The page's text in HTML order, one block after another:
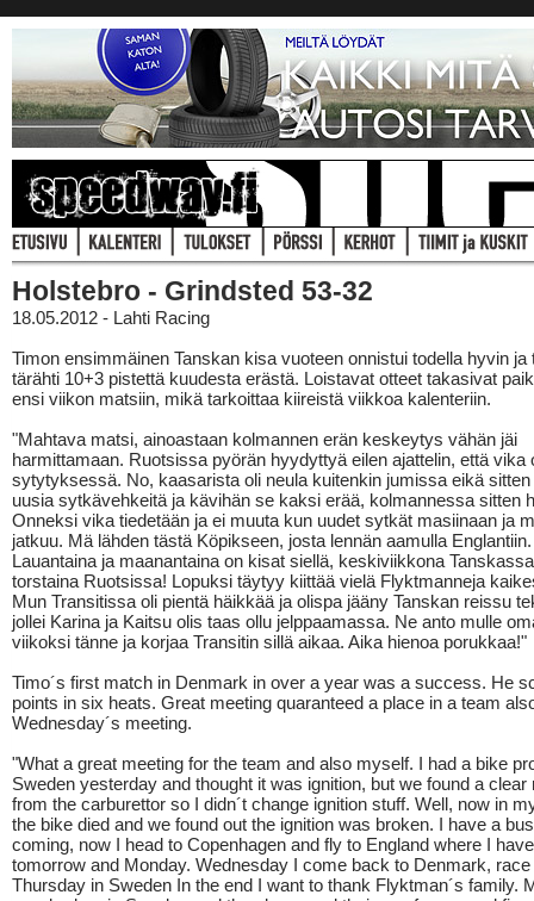
Holstebro - Grindsted 53-32
18.05.2012 - Lahti Racing
Timon ensimmäinen Tanskan kisa vuoteen onnistui todella hyvin ja
tärähti 10+3 pistettä kuudesta erästä. Loistavat otteet takasivat
ensi viikon matsiin, mikä tarkoittaa kiireistä viikkoa kalenteriin.
"Mahtava matsi, ainoastaan kolmannen erän keskeytys vähän jäi
harmittamaan. Ruotsissa pyörän hyydyttyä eilen ajattelin, että vika
sytytyksessä. No, kaasarista oli neula kuitenkin jumissa eikä sitten
uusia sytkävehkeitä ja kävihän se kaksi erää, kolmannessa sitten
Onneksi vika tiedetään ja ei muuta kun uudet sytkät masiinaan ja
jatkuu. Mä lähden tästä Köpikseen, josta lennän aamulla Englantiin.
Lauantaina ja maanantaina on kisat siellä, keskiviikkona
torstaina Ruotsissa! Lopuksi täytyy kiittää vielä Flyktmanneja
Mun Transitissa oli pientä häikkää ja olispa jääny Tanskan reissu
jollei Karina ja Kaitsu olis taas ollu jelppaamassa. Ne anto mulle
viikoksi tänne ja korjaa Transitin sillä aikaa. Aika hienoa porukkaa!"
Timo´s first match in Denmark in over a year was a success. He
points in six heats. Great meeting quaranteed a place in a team
Wednesday´s meeting.
"What a great meeting for the team and also myself. I had a bike
Sweden yesterday and thought it was ignition, but we found a clear
from the carburettor so I didn´t change ignition stuff. Well, now in
the bike died and we found out the ignition was broken. I have a
coming, now I head to Copenhagen and fly to England where I
tomorrow and Monday. Wednesday I come back to Denmark, race
Thursday in Sweden In the end I want to thank Flyktman´s family.